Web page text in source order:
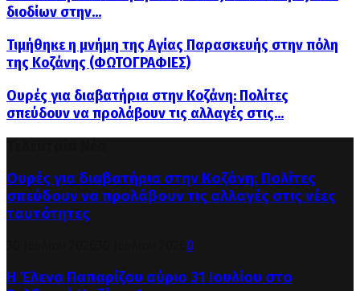
διοδίων στην...
Τιμήθηκε η μνήμη της Αγίας Παρασκευής στην πόλη
της Κοζάνης (ΦΩΤΟΓΡΑΦΙΕΣ)
Ουρές για διαβατήρια στην Κοζάνη: Πολίτες
σπεύδουν να προλάβουν τις αλλαγές στις...
Ουρές για διαβατήρια στην Κοζάνη: Πολίτες
σπεύδουν να προλάβουν τις αλλαγές στις νέες
ταυτότητες
0
Η Έλενα Παπαρίζου αύριο 31 Ιουλίου στο